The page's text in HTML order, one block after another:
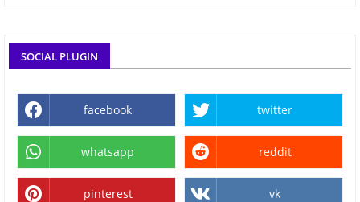
SOCIAL PLUGIN
facebook twitter
whatsapp reddit
pinterest vk